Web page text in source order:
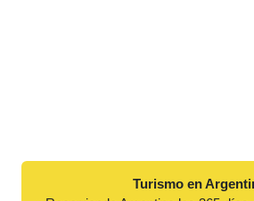
Turismo en